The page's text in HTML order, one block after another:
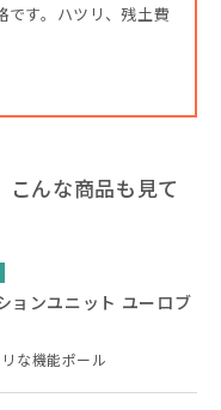
す。ハツリ、残土費
こんな商品も見て
ョンユニット ユーロブ
な機能ポール